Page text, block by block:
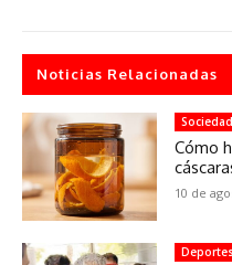
Noticias Relacionadas
Sociedad
Cómo
10 de
Deportes